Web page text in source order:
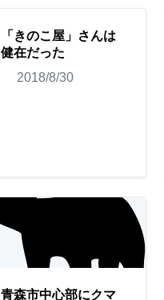
「きのこ屋」さんは
健在だった
2018/8/30
青森市中心部にクマ